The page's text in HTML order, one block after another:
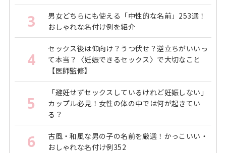
3
男女どちらにも使える「中性的な名前」253選！
おしゃれな名付け例を紹介
4
セックス後は仰向け？うつ伏せ？逆立ちがいいっ
て本当？〈妊娠できるセックス〉で大切なこと
【医師監修】
5
「避妊せずセックスしているけれど妊娠しない」
カップル必見！女性の体の中では何が起きてい
る？
6
古風・和風な男の子の名前を厳選！かっこいい・
おしゃれな名付け例352